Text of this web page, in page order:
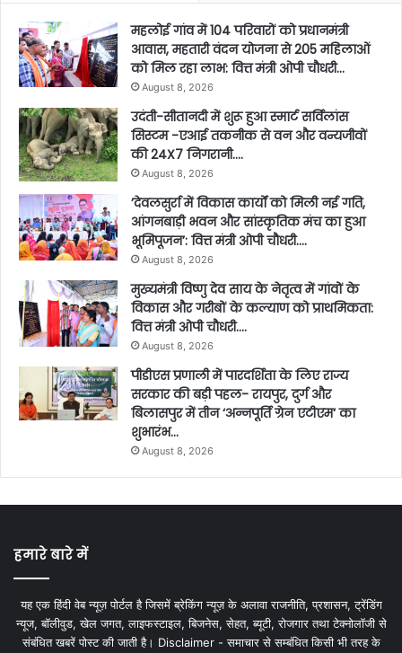
महलोई गांव में 104 परिवारों को प्रधानमंत्री
आवास, महतारी वंदन योजना से 205 महिलाओं
को मिल रहा लाभ: वित्त मंत्री ओपी चौधरी…
August 8, 2026
उदंती-सीतानदी में शुरू हुआ स्मार्ट सर्विलांस
सिस्टम -एआई तकनीक से वन और वन्यजीवों
की 24X7 निगरानी….
August 8, 2026
’देवलसुर्रा में विकास कार्यों को मिली नई गति,
आंगनबाड़ी भवन और सांस्कृतिक मंच का हुआ
भूमिपूजन’: वित्त मंत्री ओपी चौधरी….
August 8, 2026
मुख्यमंत्री विष्णु देव साय के नेतृत्व में गांवों के
विकास और गरीबों के कल्याण को प्राथमिकता:
वित्त मंत्री ओपी चौधरी….
August 8, 2026
पीडीएस प्रणाली में पारदर्शिता के लिए राज्य
सरकार की बड़ी पहल- रायपुर, दुर्ग और
बिलासपुर में तीन ‘अन्नपूर्ति ग्रेन एटीएम‘ का
शुभारंभ…
August 8, 2026
हमारे बारे में
यह एक हिंदी वेब न्यूज़ पोर्टल है जिसमें ब्रेकिंग न्यूज़ के अलावा राजनीति, प्रशासन, ट्रेंडिंग
न्यूज, बॉलीवुड, खेल जगत, लाइफस्टाइल, बिजनेस, सेहत, ब्यूटी, रोजगार तथा टेक्नोलॉजी से
संबंधित खबरें पोस्ट की जाती है। Disclaimer - समाचार से सम्बंधित किसी भी तरह के